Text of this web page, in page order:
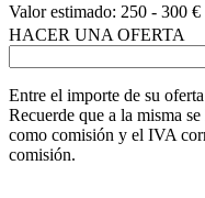
Valor estimado: 250 - 300 €
HACER UNA OFERTA
Entre el importe de su
Recuerde que a la misma
como comisión y el IVA
comisión.